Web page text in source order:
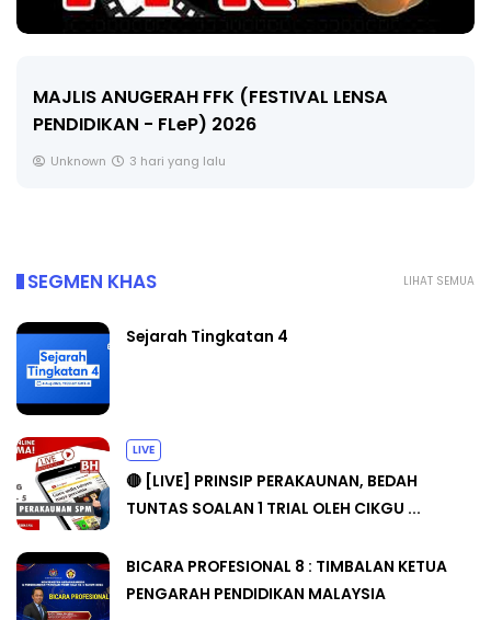
🔴 [LIVE] MATEMATIK SR, WANG TAHUN 6 OLEH
CIKGU ANITA #ALLINONE #141 #...
LIHAT SEMUA
SEGMEN KHAS
Sejarah Tingkatan 4
LIVE
🔴 [LIVE] PRINSIP PERAKAUNAN, BEDAH
TUNTAS SOALAN 1 TRIAL OLEH CIKGU ...
BICARA PROFESIONAL 8 : TIMBALAN KETUA
PENGARAH PENDIDIKAN MALAYSIA